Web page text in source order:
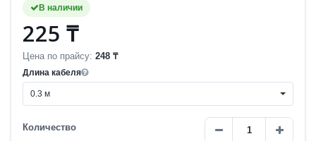
В наличии
225 ₸
Цена по прайсу: 248 ₸
Длина кабеля
0.3 м
Количество